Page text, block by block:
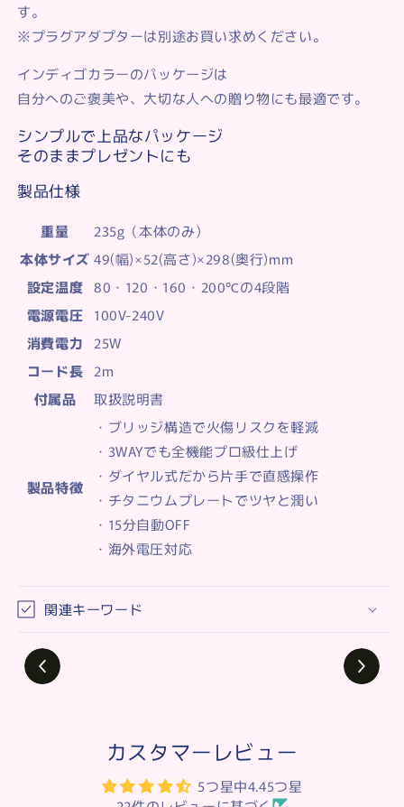
す。
※プラグアダプターは別途お買い求めください。
インディゴカラーのパッケージは
自分へのご褒美や、大切な人への贈り物にも最適です。
シンプルで上品なパッケージ
そのままプレゼントにも
製品仕様
重量
235g（本体のみ）
本体サイズ 49(幅)×52(高さ)×298(奥行)mm
設定温度 80・120・160・200℃の4段階
電源電圧
100V-240V
消費電力
25W
コード長
2m
付属品
取扱説明書
製品特徴
・ブリッジ構造で火傷リスクを軽減
・3WAYでも全機能プロ級仕上げ
・ダイヤル式だから片手で直感操作
・チタニウムプレートでツヤと潤い
・15分自動OFF
・海外電圧対応
関連キーワード
カスタマーレビュー
5つ星中4.45つ星